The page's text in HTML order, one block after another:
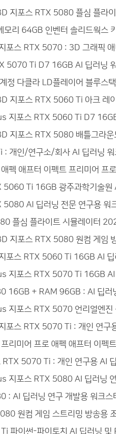
지포스 RTX 5080 플심 플라
리 64GB 인벤터 솔리드웍스
스 RTX 5070 : 3D 그래픽 애
Ti D7 16GB AI 딥러닝 워
다클라 LD플레이어 블루스
지포스 RTX 5060 Ti 아크 레
지포스 RTX 5060 Ti D7
지포스 RTX 5080 배틀그라운
인/연구소/회사 AI 딥러닝 워
애프터 이펙트 프리미어 프
Ti 16GB 광주과학기술원
AI 딥러닝 전문 연구용 워
플심 플라이트 시뮬레이터
지포스 RTX 5080 원컴 게임
스 RTX 5060 Ti 16GB AI 딥
지포스 RTX 5070 Ti 16GB AI
+ RAM 96GB : AI 딥러
지포스 RTX 5070 언리얼엔진
스 RTX 5070 Ti : 개인 연구
미어 프로 애펙 애프터 이펙
5070 Ti : 개인 연구용 AI
지포스 RTX 5080 AI 딥러닝
AI 딥러닝 연구 개발용 워크스
원컴 게임 스트리밍 방송용
이썬-파이토치 AI 딥러닝 및